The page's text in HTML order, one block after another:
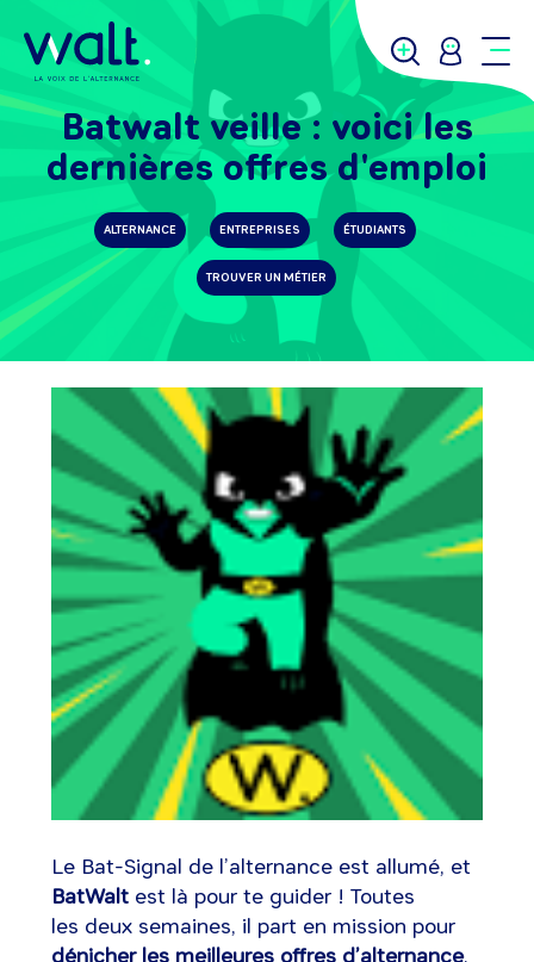
Batwalt veille : voici les
dernières offres d'emploi
ALTERNANCE ENTREPRISES ÉTUDIANTS
TROUVER UN MÉTIER
Le Bat-Signal de l’alternance est allumé, et
BatWaltest là pour te guider ! Toutes
les deux semaines, il part en mission pour
dénicher les meilleures offres d’alternance.